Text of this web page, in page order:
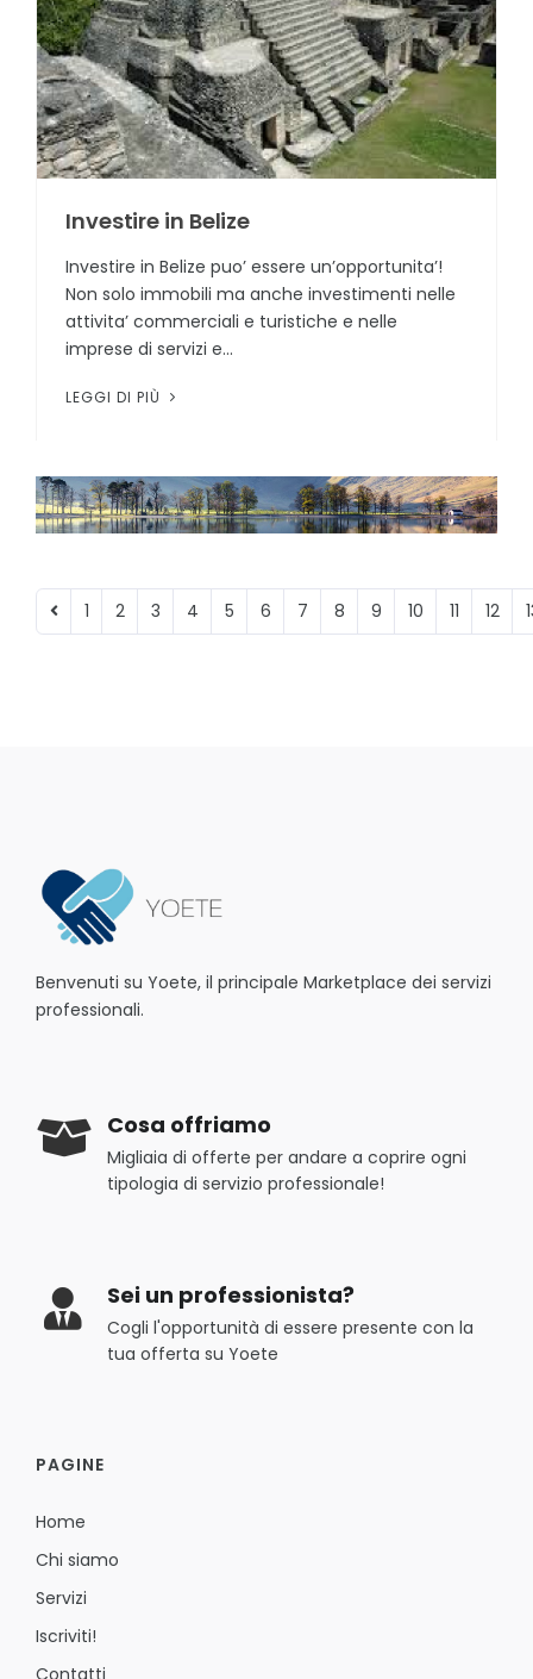
Investire in Belize
Investire in Belize puo’ essere un’opportunita’!
Non solo immobili ma anche investimenti nelle
attivita’ commerciali e turistiche e nelle
imprese di servizi e...
LEGGI DI PIÙ
1 2 3 4 5 6 7 8 9 10 11 12
Benvenuti su Yoete, il principale Marketplace dei servizi
professionali.
Cosa offriamo
Migliaia di offerte per andare a coprire ogni
tipologia di servizio professionale!
Sei un professionista?
Cogli l'opportunità di essere presente con la
tua offerta su Yoete
PAGINE
Home
Chi siamo
Servizi
Iscriviti!